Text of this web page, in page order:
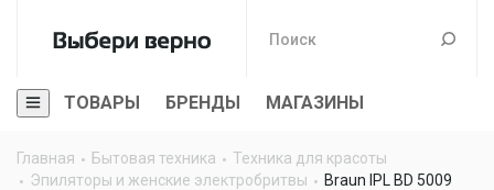
ТОВАРЫ БРЕНДЫ МАГАЗИНЫ
Главная Бытовая техника
Техника для красоты
Эпиляторы и женские электробритвы
Braun IPL BD 5009